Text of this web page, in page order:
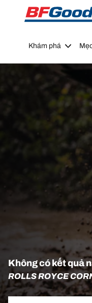
Go to page content
Go
Khám phá
Không có kết quả
ROLLS ROYCE